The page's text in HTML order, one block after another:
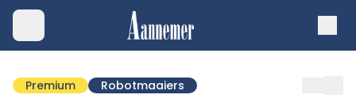
Premium Robotmaaiers